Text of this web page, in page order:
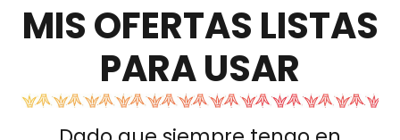
MIS OFERTAS LISTAS
PARA USAR